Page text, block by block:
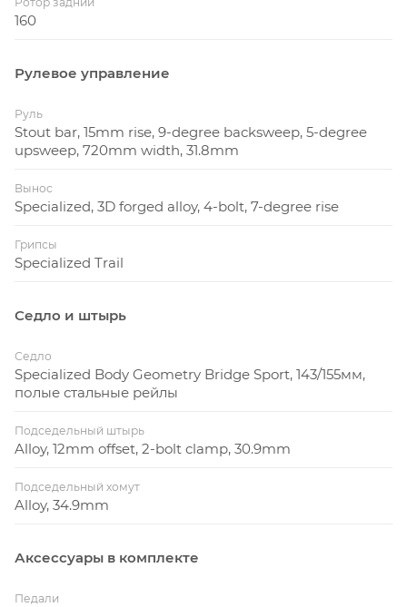
160
Рулевое управление
Руль
Stout bar, 15mm rise, 9-degree backsweep, 5-degree
upsweep, 720mm width, 31.8mm
Вынос
Specialized, 3D forged alloy, 4-bolt, 7-degree rise
Грипсы
Specialized Trail
Седло и штырь
Седло
Specialized Body Geometry Bridge Sport, 143/155мм,
полые стальные рейлы
Подседельный штырь
Alloy, 12mm offset, 2-bolt clamp, 30.9mm
Подседельный хомут
Alloy, 34.9mm
Аксессуары в комплекте
Педали